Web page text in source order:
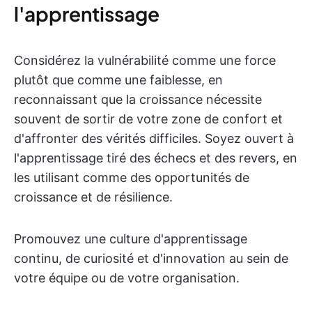
l'apprentissage
Considérez la vulnérabilité comme une force
plutôt que comme une faiblesse, en
reconnaissant que la croissance nécessite
souvent de sortir de votre zone de confort et
d'affronter des vérités difficiles. Soyez ouvert à
l'apprentissage tiré des échecs et des revers, en
les utilisant comme des opportunités de
croissance et de résilience.
Promouvez une culture d'apprentissage
continu, de curiosité et d'innovation au sein de
votre équipe ou de votre organisation.